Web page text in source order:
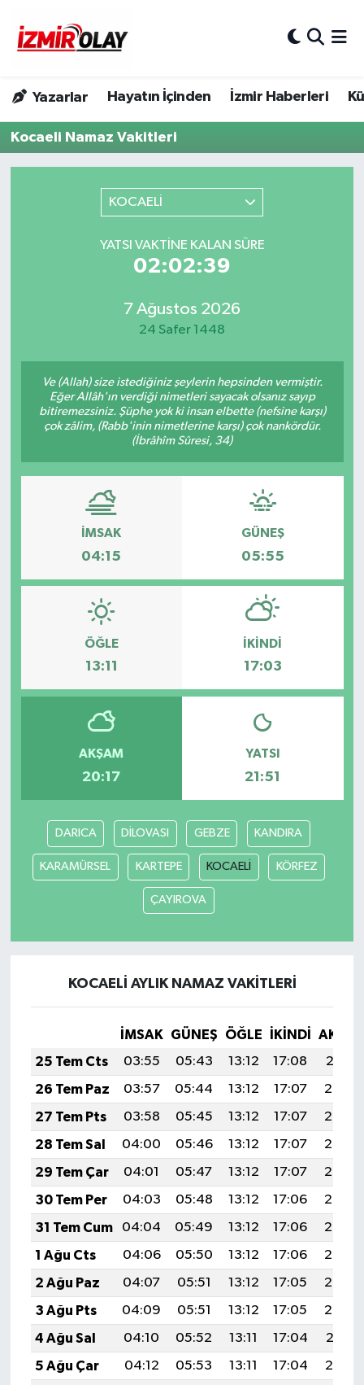
Yazarlar Hayatın İçinden İzmir Haberleri
Kocaeli Namaz Vakitleri
KOCAELİ
YATSI VAKTINE KALAN SÜRE
02:02:39
7 Ağustos 2026
24 Safer 1448
Ve (Allah) size istediğiniz şeylerin hepsinden vermiştir.
Eğer Allâh'ın verdiği nimetleri sayacak olsanız sayıp
bitiremezsiniz. Şüphe yok ki insan elbette (nefsine karşı)
çok zâlim, (Rabb'inin nimetlerine karşı) çok nankördür.
(İbrâhîm Sûresi, 34)
İMSAK
04:15
GÜNEŞ
05:55
ÖĞLE
13:11
İKINDI
17:03
AKŞAM
20:17
YATSI
21:51
DARICA DİLOVASI GEBZE KANDIRA
KARAMÜRSEL KARTEPE KOCAELİ KÖRFEZ
ÇAYIROVA
KOCAELİ AYLIK NAMAZ VAKITLERI
İMSAK GÜNEŞ ÖĞLE İKINDI
25 Tem Cts
03:55 05:43 13:12 17:08
20:31
26 Tem Paz
03:57 05:44 13:12 17:07
20:30
27 Tem Pts
03:58 05:45 13:12 17:07
20:29
28 Tem Sal
04:00 05:46 13:12 17:07
20:28
29 Tem Çar
04:01 05:47 13:12 17:07
20:27
30 Tem Per
04:03 05:48 13:12 17:06
20:26
31 Tem Cum
04:04 05:49 13:12 17:06
20:25
1 Ağu Cts
04:06 05:50 13:12 17:06
20:24
2 Ağu Paz
04:07 05:51 13:12 17:05
20:23
3 Ağu Pts
04:09 05:51 13:12 17:05
20:22
4 Ağu Sal
04:10 05:52 13:11 17:04
20:21
5 Ağu Çar
04:12 05:53 13:11 17:04
20:19
Konak Trafik Yoğunluk Haritası
Süper Lig Puan Durumu ve Fikstür
Tüm Manşetler